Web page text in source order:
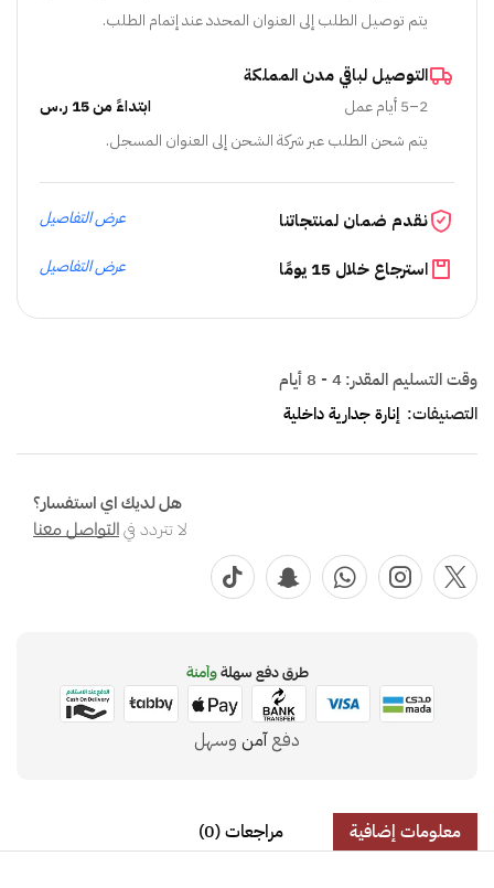
يتم توصيل الطلب إلى العنوان المحدد عند إتمام الطلب.
التوصيل لباقي مدن المملكة
2–5 أيام عمل
ابتداءً من 15 ر.س
يتم شحن الطلب عبر شركة الشحن إلى العنوان المسجل.
نقدم ضمان لمنتجاتنا عرض التفاصيل
استرجاع خلال 15 يومًا عرض التفاصيل
وقت التسليم المقدر:4 - 8 أيام
التصنيفات: إنارة جدارية داخلية
هل لديك اي استفسار؟
لا تتردد فيالتواصل معنا
طرق دفع سهلةوآمنة
دفعآمن وسهل
معلومات إضافية مراجعات (0)